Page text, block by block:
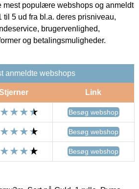
mest populære webshops og anmeldt
til 5 ud fra bl.a. deres prisniveau,
brugervenlighed,
og betalingsmuligheder.
anmeldte webshops
Link
Besøg webshop
Besøg webshop
Besøg webshop